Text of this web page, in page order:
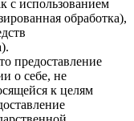
с использованием
обработка),
предоставление
о себе, не
к целям